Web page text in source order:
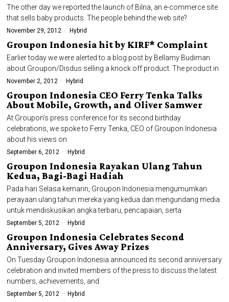
The other day we reported the launch of Bilna, an e-commerce site
that sells baby products. The people behind the web site?
November 29, 2012 Hybrid
Groupon Indonesia hit by KIRF* Complaint
Earlier today we were alerted to a blog post by Bellamy Budiman
about Groupon/Disdus selling a knock off product. The product in
November 2, 2012 Hybrid
Groupon Indonesia CEO Ferry Tenka Talks
About Mobile, Growth, and Oliver Samwer
At Groupon’s press conference for its second birthday
celebrations, we spoke to Ferry Tenka, CEO of Groupon Indonesia
about his views on
September 6, 2012 Hybrid
Groupon Indonesia Rayakan Ulang Tahun
Kedua, Bagi-Bagi Hadiah
Pada hari Selasa kemarin, Groupon Indonesia mengumumkan
perayaan ulang tahun mereka yang kedua dan mengundang media
untuk mendiskusikan angka terbaru, pencapaian, serta
September 5, 2012 Hybrid
Groupon Indonesia Celebrates Second
Anniversary, Gives Away Prizes
On Tuesday Groupon Indonesia announced its second anniversary
celebration and invited members of the press to discuss the latest
numbers, achievements, and
September 5, 2012 Hybrid